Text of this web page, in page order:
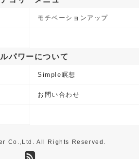
モチベーションアップ
パワーについて
Simple瞑想
お問い合わせ
Co.,Ltd. All Rights Reserved.